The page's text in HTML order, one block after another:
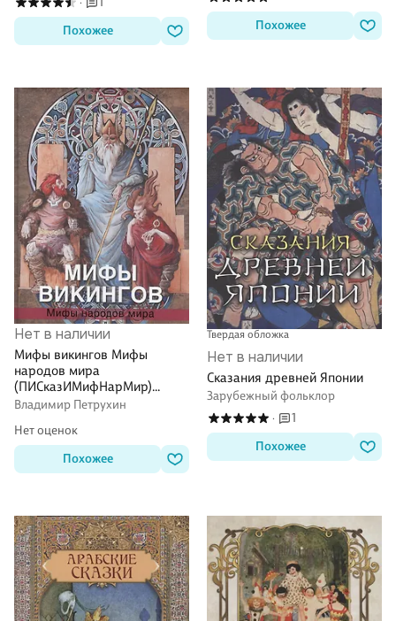
·
Похожее
Похожее
Нет в наличии
Мифы викингов Мифы
народов мира
(ПИСказИМифНарМир)
Петрухин
Владимир Петрухин
Нет оценок
Похожее
Твердая обложка
Нет в наличии
Сказания древней Японии
Зарубежный фольклор
·
1
Похожее